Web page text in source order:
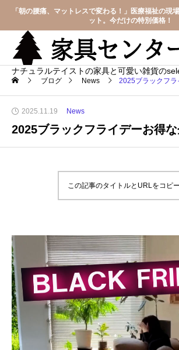
「朝の腰痛、マットレスで変わる！」医療福祉の現
ット。今だけの特別価格！
ナチュラルテイストの家具と可愛い雑貨の
ブログ News 2025ブラックフ
2025.11.19 News
2025ブラックフライデーお得
この記事のタイトルとURLをコピ